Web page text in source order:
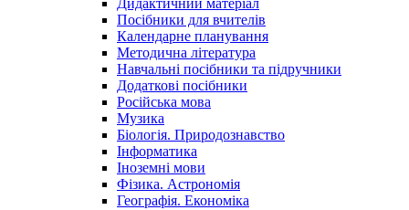
Дидактичний матеріал
Посібники для вчителів
Календарне планування
Методична література
Навчальні посібники та підручники
Додаткові посібники
Російська мова
Музика
Біологія. Природознавство
Інформатика
Іноземні мови
Фізика. Астрономія
Географія. Економіка